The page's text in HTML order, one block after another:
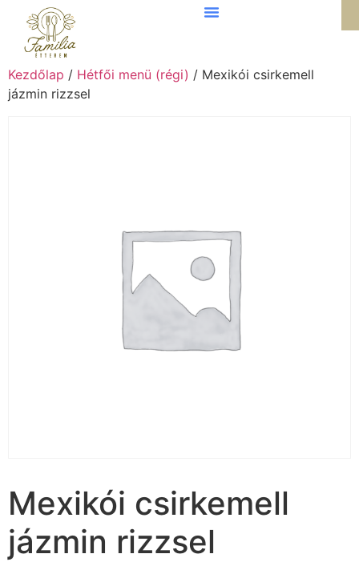
Kezdőlap / Hétfői menü (régi) / Mexikói csirkemell
jázmin rizzsel
Mexikói csirkemell
jázmin rizzsel